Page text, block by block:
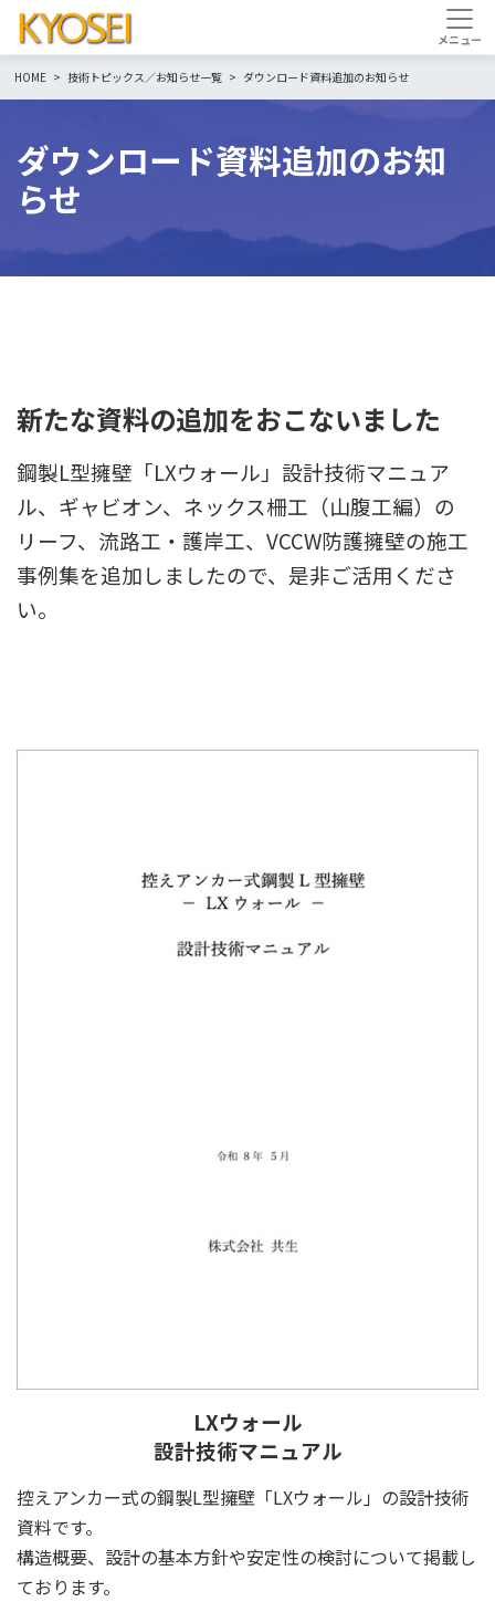
HOME 技術トピックス／お知らせ一覧 ダウンロード資料追加のお知らせ
ダウンロード資料追加のお知
らせ
新たな資料の追加をおこないました
鋼製L型擁壁「LXウォール」設計技術マニュア
ル、ギャビオン、ネックス柵工（山腹工編）の
リーフ、流路工・護岸工、VCCW防護擁壁の施工
事例集を追加しましたので、是非ご活用くださ
い。
LXウォール
設計技術マニュアル
控えアンカー式の鋼製L型擁壁「LXウォール」の設計技術
資料です。
構造概要、設計の基本方針や安定性の検討について掲載し
ております。